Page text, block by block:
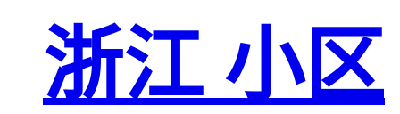
浙江 小区